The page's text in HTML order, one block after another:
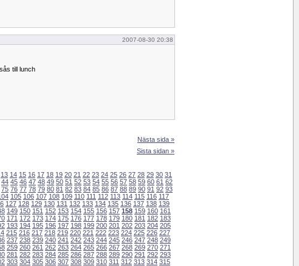
2007-08-30 20:38
till lunch
Nästa sida »
Sista sidan »
13 14 15 16 17 18 19 20 21 22 23 24 25 26 27 28 29 30 31
44 45 46 47 48 49 50 51 52 53 54 55 56 57 58 59 60 61 62
75 76 77 78 79 80 81 82 83 84 85 86 87 88 89 90 91 92 93
105 106 107 108 109 110 111 112 113 114 115 116 117
127 128 129 130 131 132 133 134 135 136 137 138 139
149 150 151 152 153 154 155 156 157 158 159 160 161
171 172 173 174 175 176 177 178 179 180 181 182 183
193 194 195 196 197 198 199 200 201 202 203 204 205
215 216 217 218 219 220 221 222 223 224 225 226 227
237 238 239 240 241 242 243 244 245 246 247 248 249
259 260 261 262 263 264 265 266 267 268 269 270 271
281 282 283 284 285 286 287 288 289 290 291 292 293
303 304 305 306 307 308 309 310 311 312 313 314 315